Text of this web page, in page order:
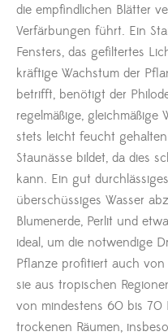
die empfindlichen Blätter
Verfärbungen führt. Ein
Fensters, das gefiltertes
kräftige Wachstum der
betrifft, benötigt der
regelmäßige, gleichmäßige
stets leicht feucht
Staunässe bildet, da dies
kann. Ein gut
überschüssiges Wasser
Blumenerde, Perlit und
ideal, um die notwendige
Pflanze profitiert auch
sie aus tropischen
von mindestens 60 bis 70
trockenen Räumen,